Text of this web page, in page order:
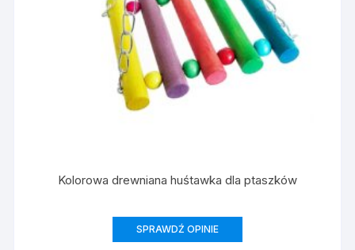
Kolorowa drewniana huśtawka dla ptaszków
SPRAWDŹ OPINIE